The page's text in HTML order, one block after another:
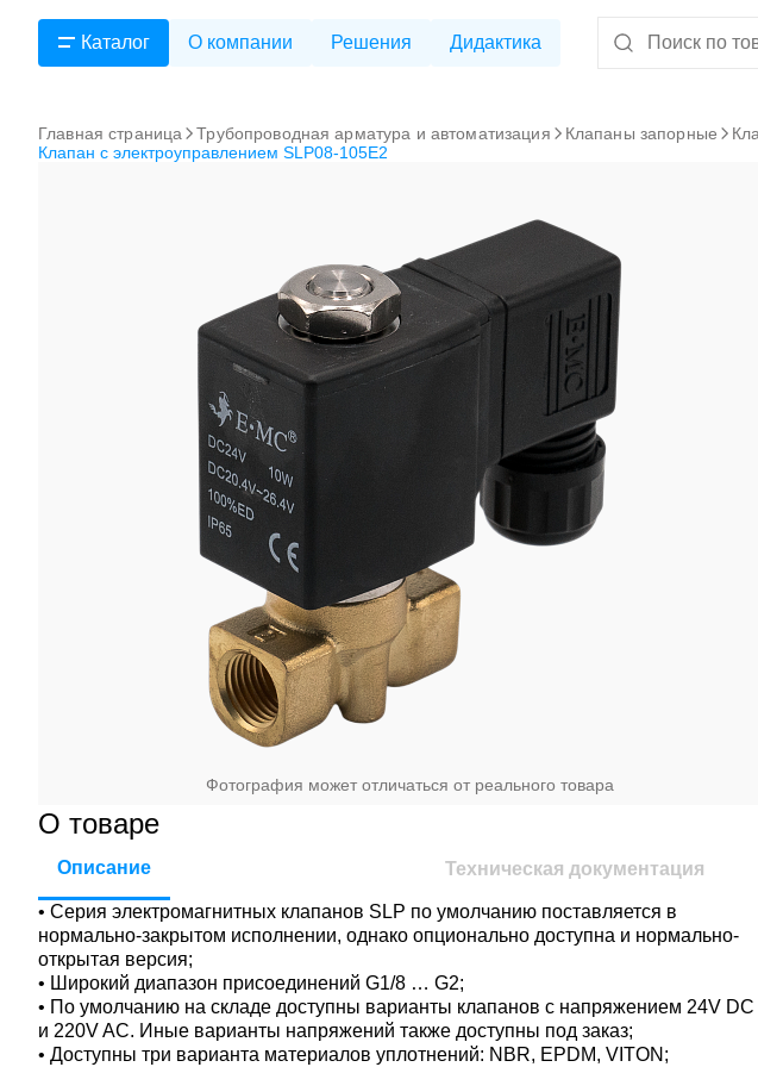
Каталог О компании Решения Дидактика
Главная страница Трубопроводная арматура и автоматизация Клапаны запорные
Клапан с электроуправлением SLP08-105E2
Фотография может отличаться от реального товара
О товаре
Описание Техническая документация
• Серия электромагнитных клапанов SLP по умолчанию поставляется в
нормально-закрытом исполнении, однако опционально доступна и нормально-
открытая версия;
• Широкий диапазон присоединений G1/8 … G2;
• По умолчанию на складе доступны варианты клапанов с напряжением 24V DC
и 220V AC. Иные варианты напряжений также доступны под заказ;
• Доступны три варианта материалов уплотнений: NBR, EPDM, VITON;